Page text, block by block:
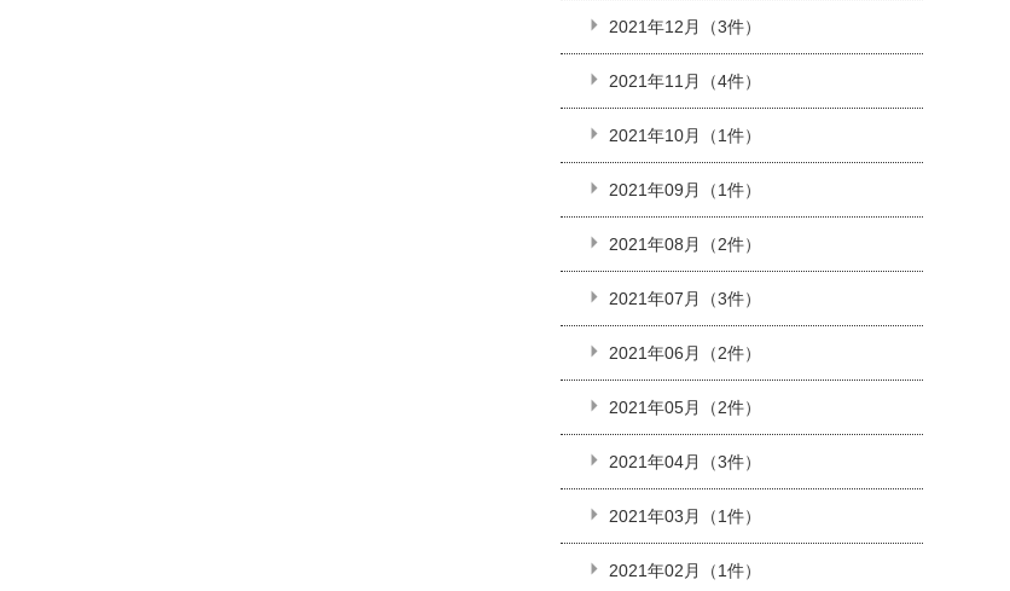
2021年12月（3件）
2021年11月（4件）
2021年10月（1件）
2021年09月（1件）
2021年08月（2件）
2021年07月（3件）
2021年06月（2件）
2021年05月（2件）
2021年04月（3件）
2021年03月（1件）
2021年02月（1件）